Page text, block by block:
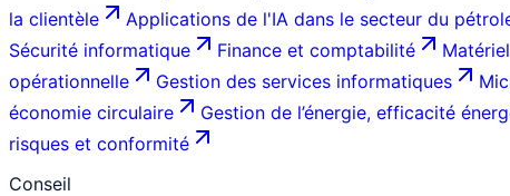
la clientèle
Applications de l'IA dans le secteur du
Sécurité informatique
Finance et comptabilité
opérationnelle
Gestion des services informatiques
économie circulaire
Gestion de l’énergie, efficacité
risques et conformité
Conseil